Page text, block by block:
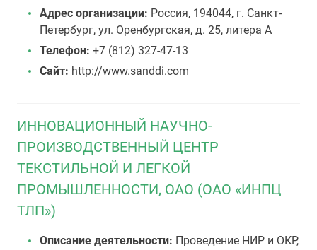
Адрес организации: Россия, 194044, г. Санкт-
Петербург, ул. Оренбургская, д. 25, литера А
Телефон: +7 (812) 327-47-13
Сайт: http://www.sanddi.com
ИННОВАЦИОННЫЙ НАУЧНО-
ПРОИЗВОДСТВЕННЫЙ ЦЕНТР
ТЕКСТИЛЬНОЙ И ЛЕГКОЙ
ПРОМЫШЛЕННОСТИ, ОАО (ОАО «ИНПЦ
ТЛП»)
Описание деятельности: Проведение НИР и ОКР,